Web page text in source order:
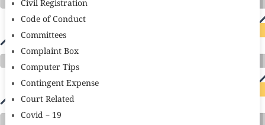
Civil Registration
Code of Conduct
Committees
Complaint Box
Computer Tips
Contingent Expense
Court Related
Covid – 19